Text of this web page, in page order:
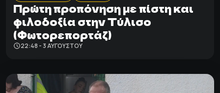
Πρώτη προπόνηση με πίστη και
φιλοδοξία στην Τύλισο
(Φωτορεπορτάζ)
22:48 - 3 ΑΥΓΟΎΣΤΟΥ